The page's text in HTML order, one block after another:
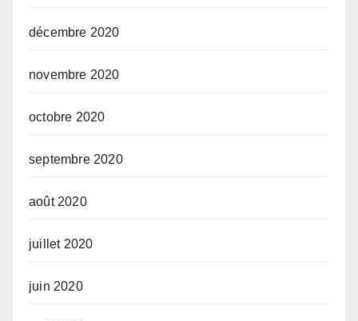
décembre 2020
novembre 2020
octobre 2020
septembre 2020
août 2020
juillet 2020
juin 2020